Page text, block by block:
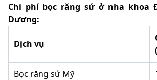
Chi phí bọc răng sứ ở nha khoa
Dương:
Dịch vụ
Bọc răng sứ Mỹ